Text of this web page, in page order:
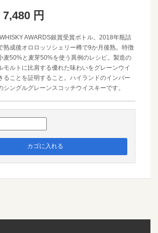
7,480 円
AWARDS銀賞受賞ボトル。2018年瓶詰
熟成後オロロッソシェリー樽で9か月後熟。特徴
麦50%と麦芽50%を使う異例のレシピ。製造の
モルトに比肩する優れた味わいをグレーンウイ
ることを証明すること。ハイランドのインバー
シングルグレーンスコッチウイスキーです。